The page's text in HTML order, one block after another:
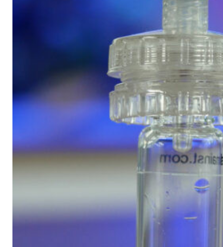
Placez un filtre dans le porte filtre.